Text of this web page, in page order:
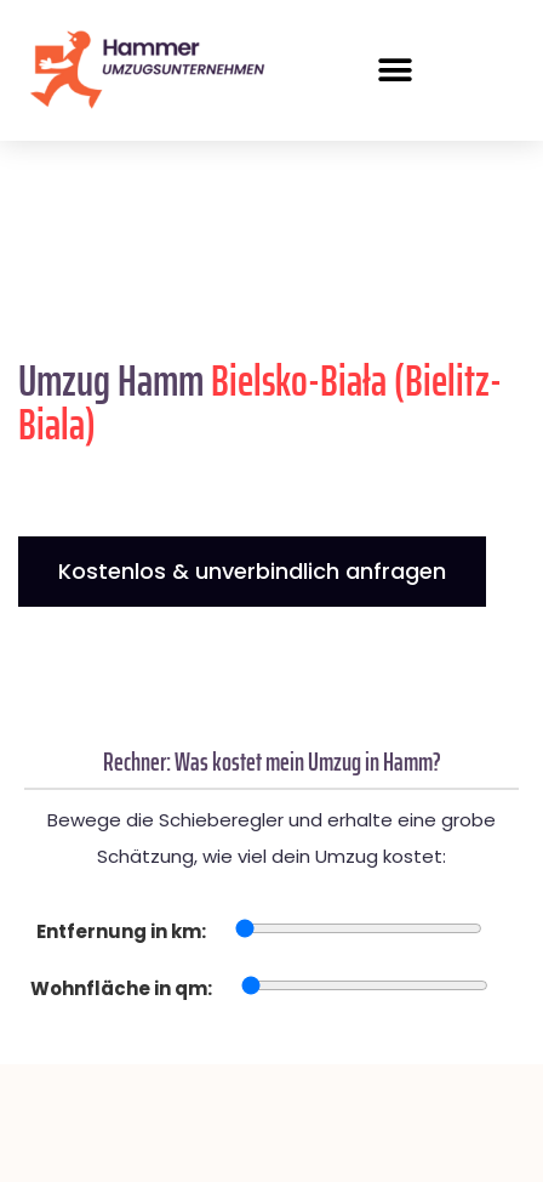
Umzug HammBielsko-Biała (Bielitz-
Biala)
Kostenlos & unverbindlich anfragen
Rechner: Was kostet mein Umzug in Hamm?
Bewege die Schieberegler und erhalte eine grobe
Schätzung, wie viel dein Umzug kostet:
Entfernung in km:
Wohnfläche in qm: